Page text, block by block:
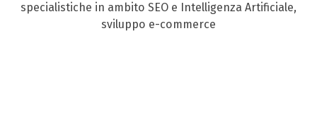
specialistiche in ambito SEO e Intelligenza Artificiale,
sviluppo e-commerce